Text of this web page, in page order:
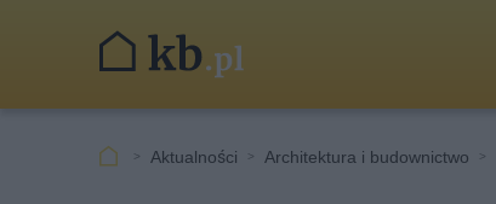
Aktualności Architektura i budownictwo